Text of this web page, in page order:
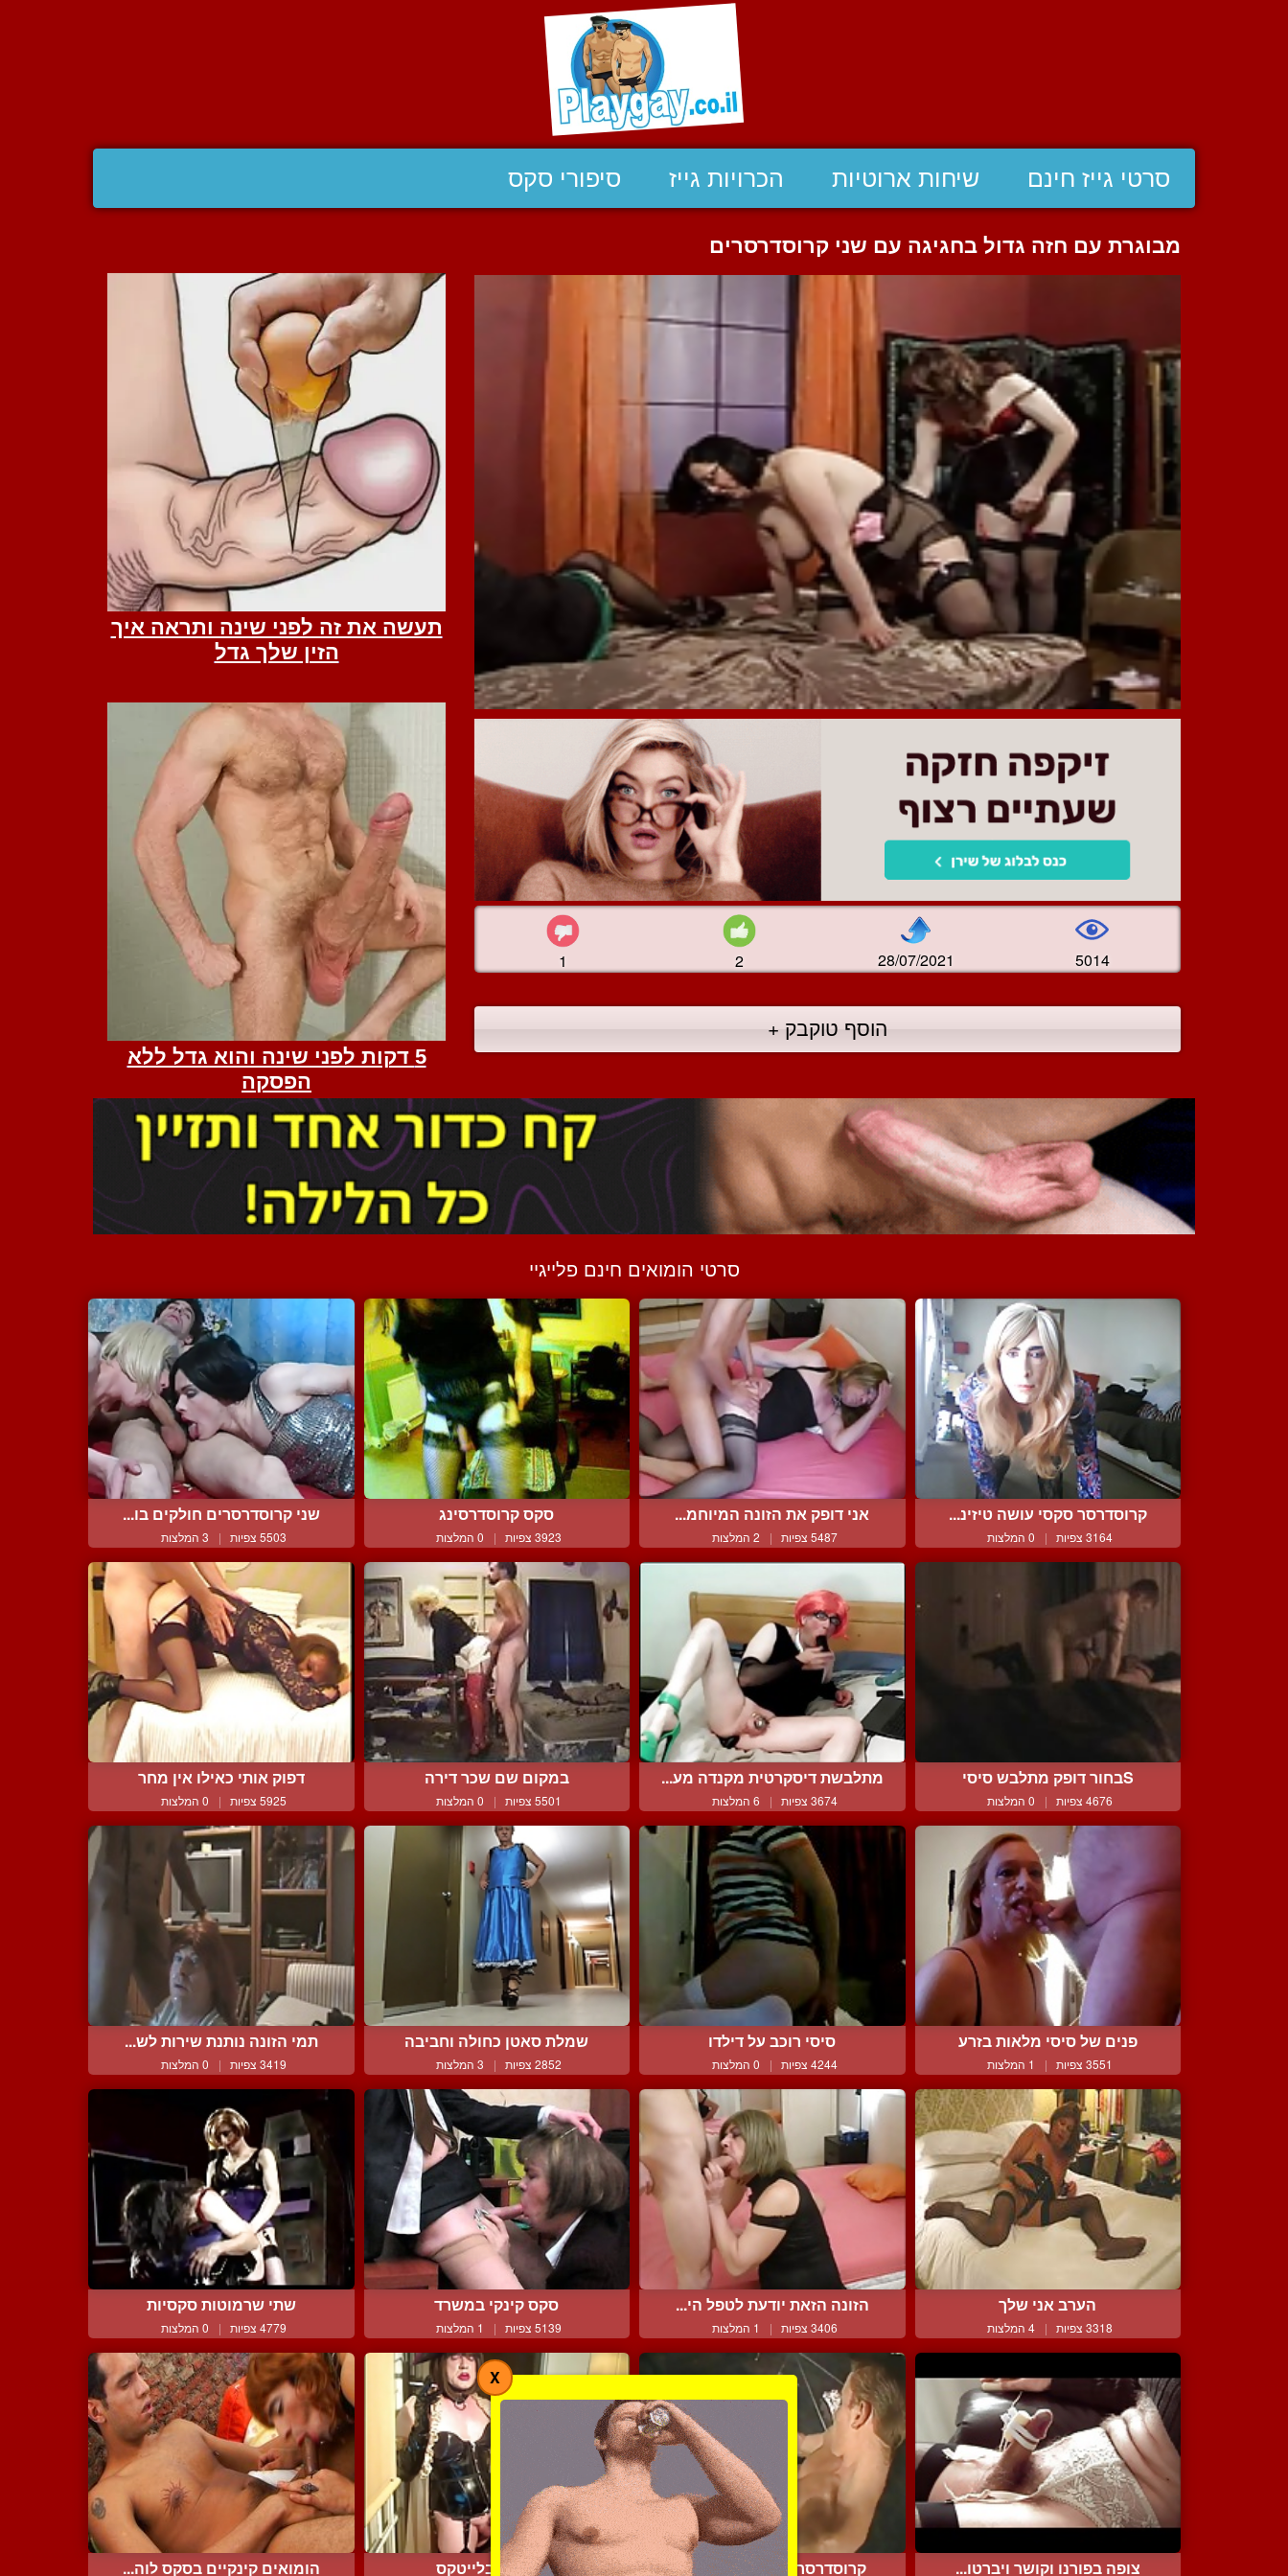
סרטי גייז חינם שיחות ארוטיות הכרויות גייז סיפורי סקס
מבוגרת עם חזה גדול בחגיגה עם שני קרוסדרסרים
1 2 28/07/2021 5014
הוסף טוקבק +
סרטי הומואים חינם פלייגיי
קרוסדרסר סקסי עושה טיזינ...
3164 צפיות | 0 המלצות
אני דופק את הזונה המיוחמ...
5487 צפיות | 2 המלצות
סקס קרוסדרסינג
3923 צפיות | 0 המלצות
שני קרוסדרסרים חולקים בו...
5503 צפיות | 3 המלצות
Sבחור דופק מתלבש סיסי
4676 צפיות | 0 המלצות
מתלבשת דיסקרטית מקנדה מע...
3674 צפיות | 6 המלצות
במקום שם שכר דירה
5501 צפיות | 0 המלצות
דפוק אותי כאילו אין מחר
5925 צפיות | 0 המלצות
פנים של סיסי מלאות בזרע
3551 צפיות | 1 המלצות
סיסי רוכב על דילדו
4244 צפיות | 0 המלצות
שמלת סאטן כחולה וחביבה
2852 צפיות | 3 המלצות
תמי הזונה נותנת שירות לש...
3419 צפיות | 0 המלצות
הערב אני שלך
3318 צפיות | 4 המלצות
הזונה הזאת יודעת לטפל הי...
3406 צפיות | 1 המלצות
סקס קינקי במשרד
5139 צפיות | 1 המלצות
שתי שרמוטות סקסיות
4779 צפיות | 0 המלצות
צופה בפורנו וקושר ויברטו... קרוסדרסר מפתה גבר לסקס שרמוטה בלייטקס הומואים קינקיים בסקס לוה...
X